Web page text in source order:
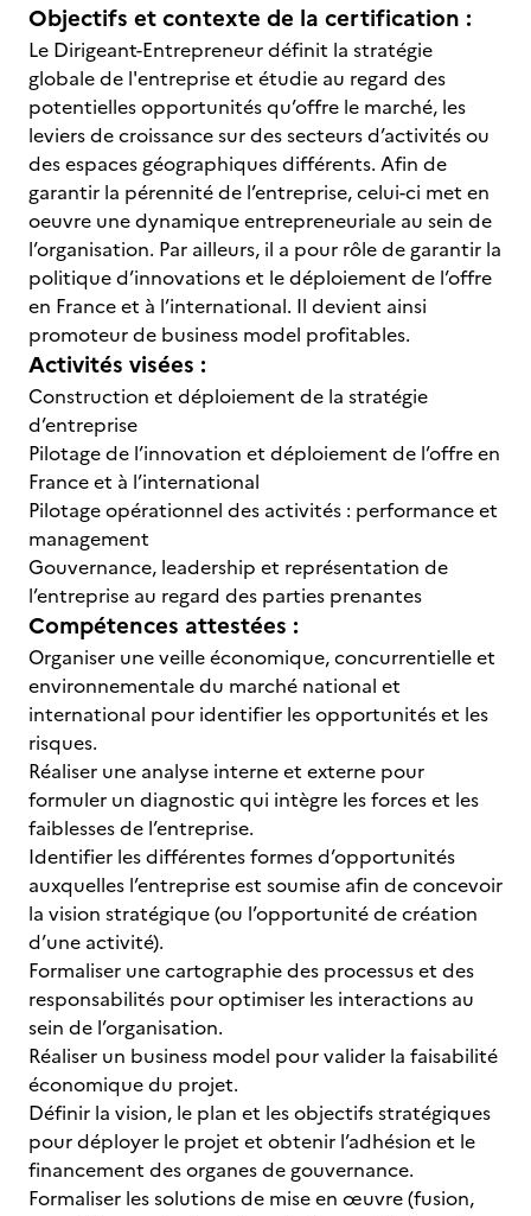
Objectifs et contexte de la certification :
Le Dirigeant-Entrepreneur définit la stratégie
globale de l'entreprise et étudie au regard des
potentielles opportunités qu’offre le marché, les
leviers de croissance sur des secteurs d’activités ou
des espaces géographiques différents. Afin de
garantir la pérennité de l’entreprise, celui-ci met en
oeuvre une dynamique entrepreneuriale au sein de
l’organisation. Par ailleurs, il a pour rôle de garantir la
politique d’innovations et le déploiement de l’offre
en France et à l’international. Il devient ainsi
promoteur de business model profitables.
Activités visées :
Construction et déploiement de la stratégie
d’entreprise
Pilotage de l’innovation et déploiement de l’offre en
France et à l’international
Pilotage opérationnel des activités : performance et
management
Gouvernance, leadership et représentation de
l’entreprise au regard des parties prenantes
Compétences attestées :
Organiser une veille économique, concurrentielle et
environnementale du marché national et
international pour identifier les opportunités et les
risques.
Réaliser une analyse interne et externe pour
formuler un diagnostic qui intègre les forces et les
faiblesses de l’entreprise.
Identifier les différentes formes d’opportunités
auxquelles l’entreprise est soumise afin de concevoir
la vision stratégique (ou l’opportunité de création
d’une activité).
Formaliser une cartographie des processus et des
responsabilités pour optimiser les interactions au
sein de l’organisation.
Réaliser un business model pour valider la faisabilité
économique du projet.
Définir la vision, le plan et les objectifs stratégiques
pour déployer le projet et obtenir l’adhésion et le
financement des organes de gouvernance.
Formaliser les solutions de mise en œuvre (fusion,